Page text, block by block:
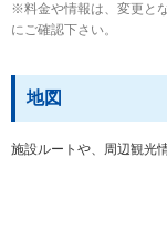
※料金や情報は、変更と
にご確認下さい。
地図
施設ルートや、周辺観光